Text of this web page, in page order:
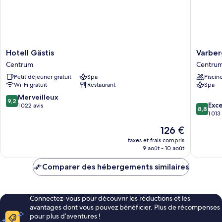
Hotell
Gästis
Centrum
Hotell Gästis
Centrum
Petit déjeuner gratuit
Spa
Wi-Fi gratuit
Restaurant
9.2
sur
9,2 Merveilleux
1 022 avis
Le
nouveau
prix
de
126 €
taxes et frais compris
9 août - 10 août
&
Asia
SpaSpa
8.8
sur
8,8
1
Comparer des hébergements similaires
Connectez-vous pour découvrir les réductions et les
avantages dont vous pouvez bénéficier. Plus de récompenses
pour plus d’aventures !